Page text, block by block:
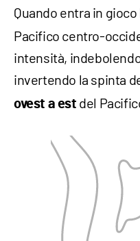
Quando entra in gioco
Pacifico centro-
intensità,
invertendo la spinta
ovest a est del